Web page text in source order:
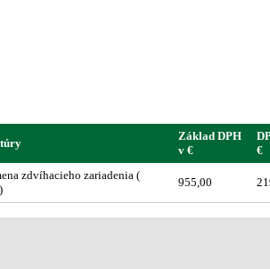
Základ DPH
v €
€
zdvíhacieho zariadenia (
955,00